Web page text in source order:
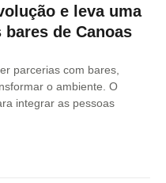
e leva uma
de Canoas
parcerias com bares,
o ambiente. O
integrar as pessoas